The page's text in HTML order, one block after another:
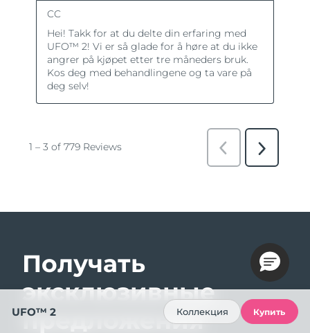
Получать
эксклюзивные
предложения
UFO™ 2 Коллекция Купить